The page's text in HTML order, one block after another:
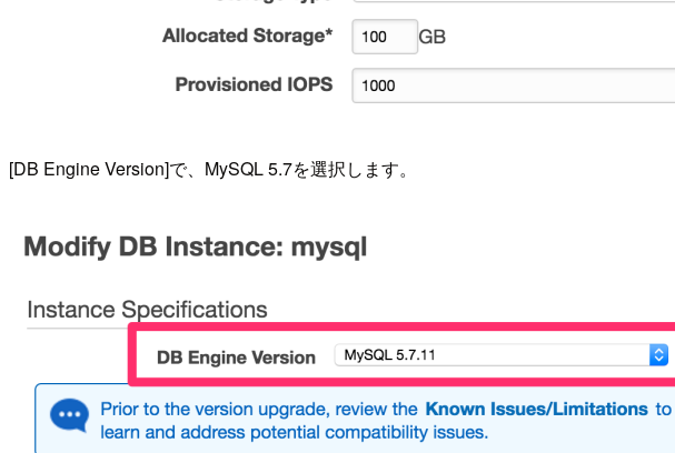
[DB Engine Version]で、MySQL 5.7を選択します。